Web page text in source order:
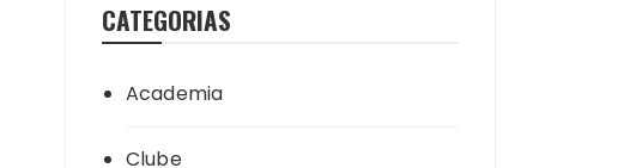
CATEGORIAS
Academia
Clube